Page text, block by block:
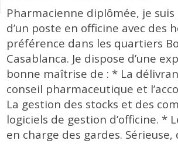
Pharmacienne diplômée, je
d’un poste en officine avec des
préférence dans les quartiers
Casablanca. Je dispose d’une
bonne maîtrise de : * La
conseil pharmaceutique et
La gestion des stocks et des
logiciels de gestion d’officine. *
en charge des gardes.